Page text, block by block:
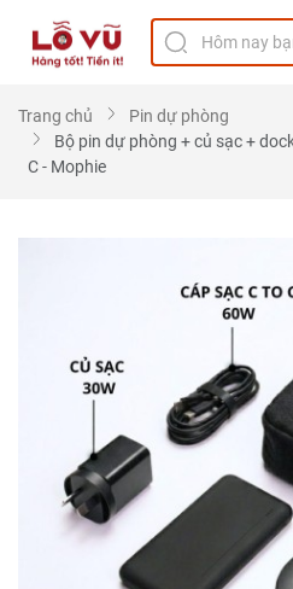
Trang chủ
Pin dự phòng
Bộ pin dự phòng + củ sạc +
C - Mophie